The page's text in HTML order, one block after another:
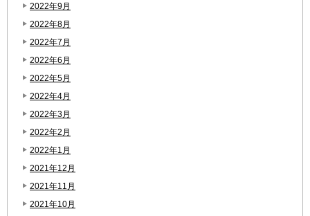
2022年9月
2022年8月
2022年7月
2022年6月
2022年5月
2022年4月
2022年3月
2022年2月
2022年1月
2021年12月
2021年11月
2021年10月